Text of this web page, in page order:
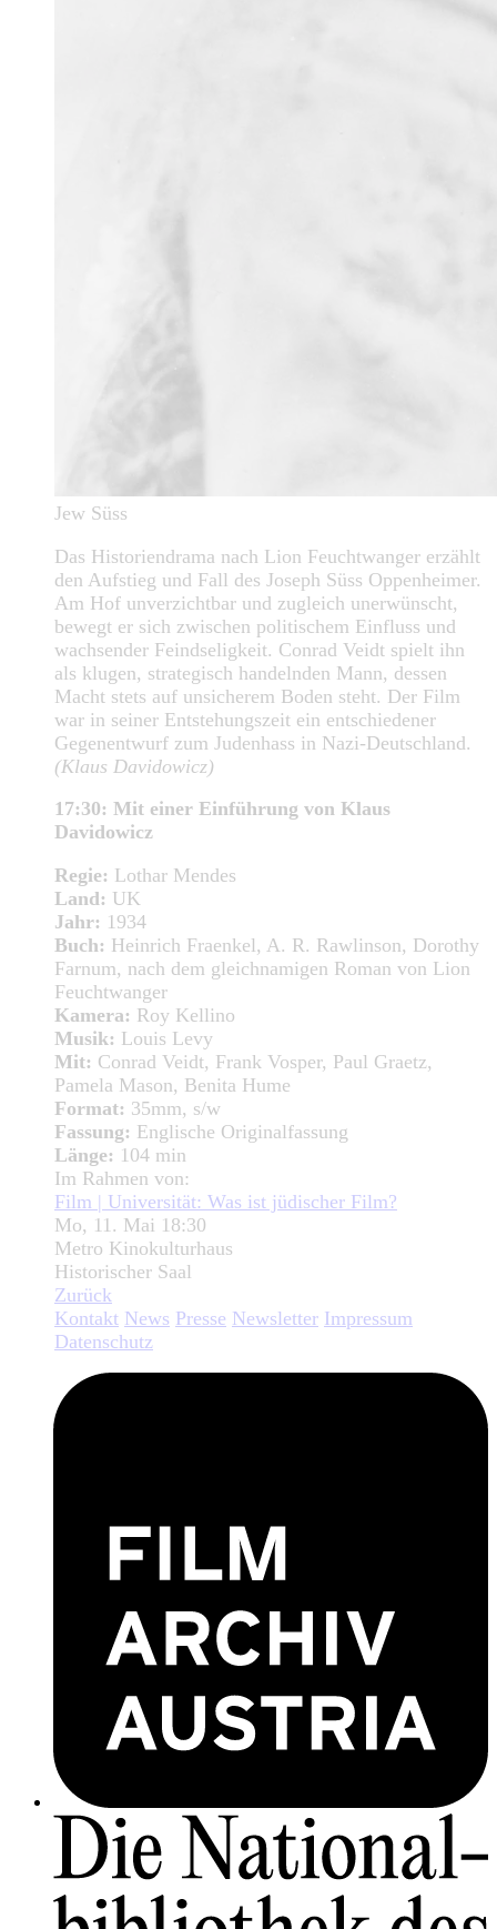
Jew Süss
Das Historiendrama nach Lion Feuchtwanger erzählt
den Aufstieg und Fall des Joseph Süss Oppenheimer.
Am Hof unverzichtbar und zugleich unerwünscht,
bewegt er sich zwischen politischem Einfluss und
wachsender Feindseligkeit. Conrad Veidt spielt ihn
als klugen, strategisch handelnden Mann, dessen
Macht stets auf unsicherem Boden steht. Der Film
war in seiner Entstehungszeit ein entschiedener
Gegenentwurf zum Judenhass in Nazi-Deutschland.
(Klaus Davidowicz)
17:30: Mit einer Einführung von Klaus
Davidowicz
Regie: Lothar Mendes
Land: UK
Jahr: 1934
Buch: Heinrich Fraenkel, A. R. Rawlinson, Dorothy
Farnum, nach dem gleichnamigen Roman von Lion
Feuchtwanger
Kamera: Roy Kellino
Musik: Louis Levy
Mit: Conrad Veidt, Frank Vosper, Paul Graetz,
Pamela Mason, Benita Hume
Format: 35mm, s/w
Fassung: Englische Originalfassung
Länge: 104 min
Im Rahmen von:
Film | Universität: Was ist jüdischer Film?
Mo, 11. Mai 18:30
Metro Kinokulturhaus
Historischer Saal
Zurück
Kontakt News Presse Newsletter Impressum
Datenschutz